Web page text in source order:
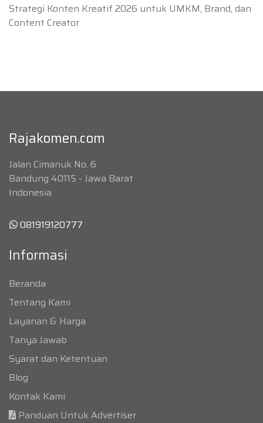
Strategi Konten Kreatif 2026 untuk UMKM, Brand, dan
Content Creator
Rajakomen.com
Jalan Cimanuk No. 6
Bandung 40115 - Jawa Barat
Indonesia
081919120777
Informasi
Beranda
Tentang Kami
Layanan & Harga
Tanya Jawab
Syarat dan Ketentuan
Blog
Kontak Kami
Panduan Untuk Advertiser